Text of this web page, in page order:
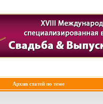
Архив статей по теме